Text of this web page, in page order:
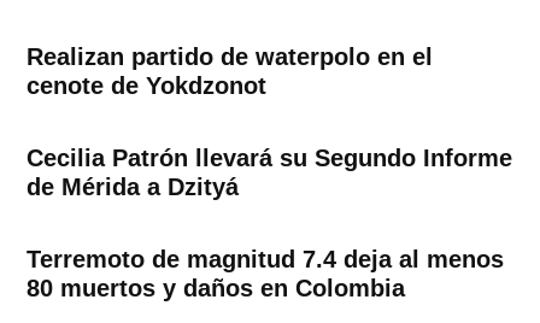
Realizan partido de waterpolo en el
cenote de Yokdzonot
Cecilia Patrón llevará su Segundo Informe
de Mérida a Dzityá
Terremoto de magnitud 7.4 deja al menos
80 muertos y daños en Colombia